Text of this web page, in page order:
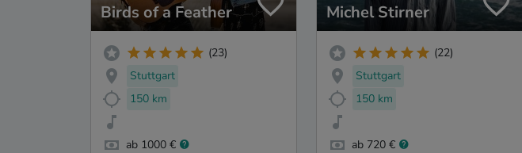
Birds of a Feather
(23)
Stuttgart
150 km
ab 1000 €
Michel Stirner
(22)
Stuttgart
150 km
ab 720 €